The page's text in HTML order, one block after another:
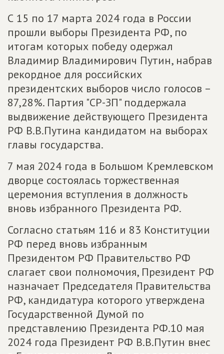
С 15 по 17 марта 2024 года в России
прошли выборы Президента РФ, по
итогам которых победу одержал
Владимир Владимирович Путин, набрав
рекордное для российских
президентских выборов число голосов –
87,28%. Партия "СР-ЗП" поддержала
выдвижение действующего Президента
РФ В.В.Путина кандидатом на выборах
главы государства.
7 мая 2024 года в Большом Кремлевском
дворце состоялась торжественная
церемония вступления в должность
вновь избранного Президента РФ.
Согласно статьям 116 и 83 Конституции
РФ перед вновь избранным
Президентом РФ Правительство РФ
слагает свои полномочия, Президент РФ
назначает Председателя Правительства
РФ, кандидатура которого утверждена
Государственной Думой по
представлению Президента РФ.10 мая
2024 года Президент РФ В.В.Путин внес